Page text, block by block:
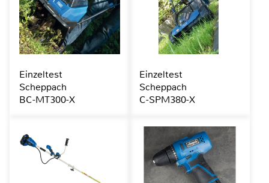
Einzeltest
Scheppach
BC-MT300-X
Einzeltest
Scheppach
C-SPM380-X